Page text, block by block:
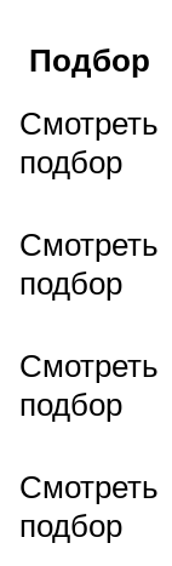
Подбор
Смотреть
подбор
Смотреть
подбор
Смотреть
подбор
Смотреть
подбор